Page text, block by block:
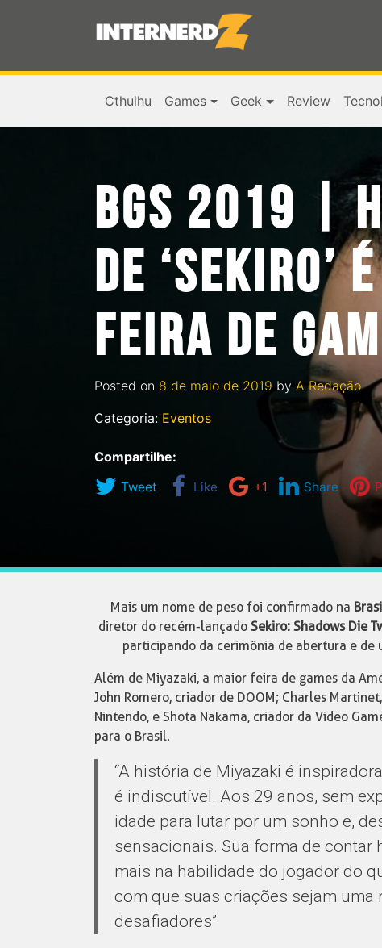
Cthulhu Games Geek Review
BGS 2019 |
DE ‘SEKIRO’
FEIRA DE
Posted on 8 de maio de 2019 by A Redação
Categoria: Eventos
Compartilhe:
Tweet Like +1 Share
Mais um nome de peso foi confirmado na
diretor do recém-lançado Sekiro: Shadows Die
participando da cerimônia de abertura e
Além de Miyazaki, a maior feira de games da
John Romero, criador de DOOM; Charles
Nintendo, e Shota Nakama, criador da Video
para o Brasil.
“A história de Miyazaki é
é indiscutível. Aos 29 anos, sem
idade para lutar por um sonho e,
sensacionais. Sua forma de
mais na habilidade do jogador do
com que suas criações sejam uma
desafiadores”